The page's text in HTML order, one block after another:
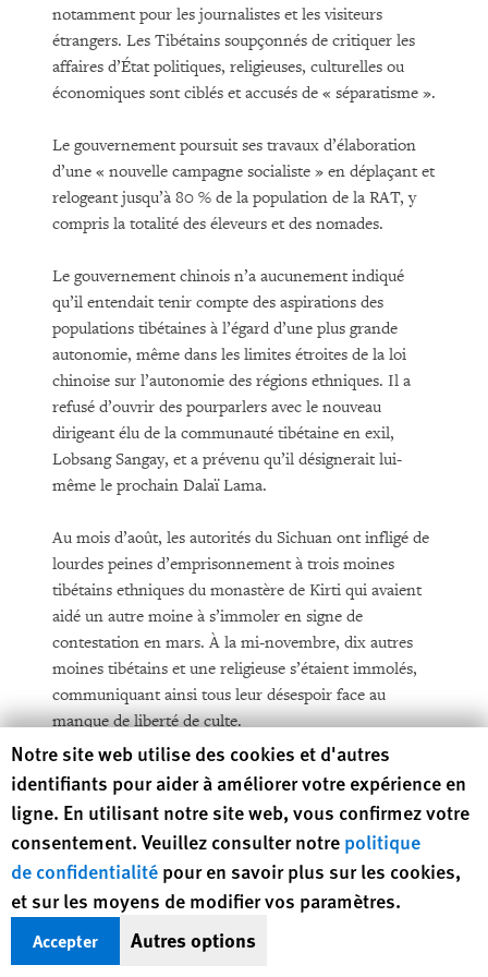
notamment pour les journalistes et les visiteurs
étrangers. Les Tibétains soupçonnés de critiquer les
affaires d’État politiques, religieuses, culturelles ou
économiques sont ciblés et accusés de « séparatisme ».
Le gouvernement poursuit ses travaux d’élaboration
d’une « nouvelle campagne socialiste » en déplaçant et
relogeant jusqu’à 80 % de la population de la RAT, y
compris la totalité des éleveurs et des nomades.
Le gouvernement chinois n’a aucunement indiqué
qu’il entendait tenir compte des aspirations des
populations tibétaines à l’égard d’une plus grande
autonomie, même dans les limites étroites de la loi
chinoise sur l’autonomie des régions ethniques. Il a
refusé d’ouvrir des pourparlers avec le nouveau
dirigeant élu de la communauté tibétaine en exil,
Lobsang Sangay, et a prévenu qu’il désignerait lui-
même le prochain Dalaï Lama.
Au mois d’août, les autorités du Sichuan ont infligé de
lourdes peines d’emprisonnement à trois moines
tibétains ethniques du monastère de Kirti qui avaient
aidé un autre moine à s’immoler en signe de
contestation en mars. À la mi-novembre, dix autres
moines tibétains et une religieuse s’étaient immolés,
communiquant ainsi tous leur désespoir face au
manque de liberté de culte.
Xinjiang
Les émeutes qui ont éclaté à Urumqi en juillet 2009 –
la vague de troubles ethniques la plus meurtrière de
l’histoire chinoise récente – ont continué de
compromettre les développements dans la région
autonome ouïgoure du Xinjiang. Le gouvernement n’a
pas rendu compte des centaines de personnes placées
Human Rights Watch cookie preferences
Notre site web utilise des cookies et d'autres
identifiants pour aider à améliorer votre expérience en
ligne. En utilisant notre site web, vous confirmez votre
consentement. Veuillez consulter notre politique
de confidentialité pour en savoir plus sur les cookies,
et sur les moyens de modifier vos paramètres.
Accepter Autres options